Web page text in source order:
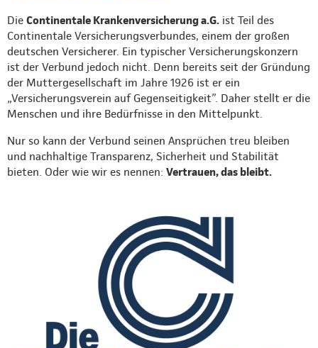
Die Continentale Krankenversicherung a.G. ist Teil des
Continentale Versicherungsverbundes, einem der großen
deutschen Versicherer. Ein typischer Versicherungskonzern
ist der Verbund jedoch nicht. Denn bereits seit der Gründung
der Muttergesellschaft im Jahre 1926 ist er ein
„Versicherungsverein auf Gegenseitigkeit”. Daher stellt er die
Menschen und ihre Bedürfnisse in den Mittelpunkt.
Nur so kann der Verbund seinen Ansprüchen treu bleiben
und nachhaltige Transparenz, Sicherheit und Stabilität
bieten. Oder wie wir es nennen: Vertrauen, das bleibt.